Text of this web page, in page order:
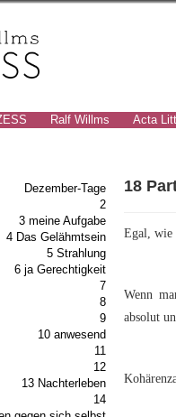
Ralf Willms Acta
Dezember-Tage
2
3 meine Aufgabe
4 Das Gelähmtsein
5 Strahlung
6 ja Gerechtigkeit
7
8
9
10 anwesend
11
12
13 Nachterleben
14
18
Egal, wie
Wenn
absolut